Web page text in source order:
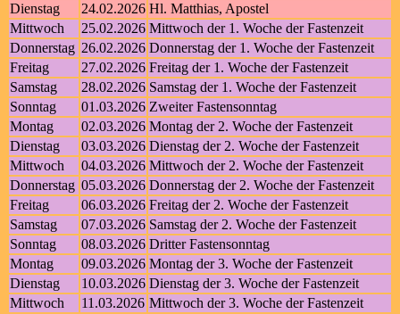
Dienstag
24.02.2026 Hl. Matthias, Apostel
Mittwoch
25.02.2026 Mittwoch der 1. Woche der Fastenzeit
Donnerstag 26.02.2026 Donnerstag der 1. Woche der Fastenzeit
Freitag
27.02.2026 Freitag der 1. Woche der Fastenzeit
Samstag
28.02.2026 Samstag der 1. Woche der Fastenzeit
Sonntag
01.03.2026 Zweiter Fastensonntag
Montag
02.03.2026 Montag der 2. Woche der Fastenzeit
Dienstag
03.03.2026 Dienstag der 2. Woche der Fastenzeit
Mittwoch
04.03.2026 Mittwoch der 2. Woche der Fastenzeit
Donnerstag 05.03.2026 Donnerstag der 2. Woche der Fastenzeit
Freitag
06.03.2026 Freitag der 2. Woche der Fastenzeit
Samstag
07.03.2026 Samstag der 2. Woche der Fastenzeit
Sonntag
08.03.2026 Dritter Fastensonntag
Montag
09.03.2026 Montag der 3. Woche der Fastenzeit
Dienstag
10.03.2026 Dienstag der 3. Woche der Fastenzeit
Mittwoch
11.03.2026 Mittwoch der 3. Woche der Fastenzeit